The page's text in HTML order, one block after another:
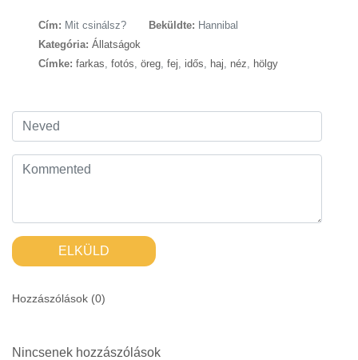
Cím: Mit csinálsz? Beküldte: Hannibal
Kategória: Állatságok
Címke: farkas, fotós, öreg, fej, idős, haj, néz, hölgy
ELKÜLD
Hozzászólások (0)
Nincsenek hozzászólások